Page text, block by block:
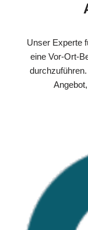
Unser Experte
eine Vor-Ort-